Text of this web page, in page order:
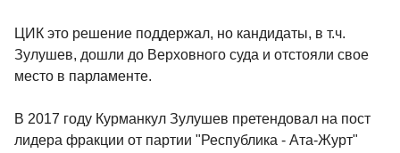
ЦИК это решение поддержал, но кандидаты, в т.ч.
Зулушев, дошли до Верховного суда и отстояли свое
место в парламенте.
В 2017 году Курманкул Зулушев претендовал на пост
лидера фракции от партии "Республика - Ата-Журт"